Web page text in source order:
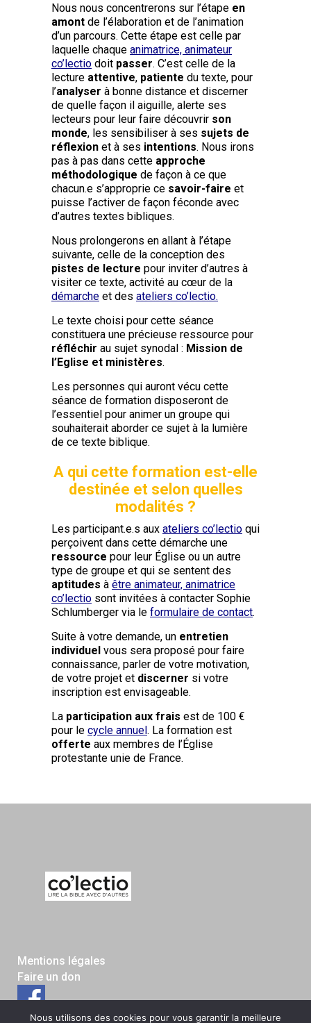
Nous nous concentrerons sur l’étape en
amont de l’élaboration et de l’animation
d’un parcours. Cette étape est celle par
laquelle chaque animatrice, animateur
co’lectio doit passer. C’est celle de la
lecture attentive, patiente du texte, pour
l’analyser à bonne distance et discerner
de quelle façon il aiguille, alerte ses
lecteurs pour leur faire découvrir son
monde, les sensibiliser à ses sujets de
réflexion et à ses intentions. Nous irons
pas à pas dans cette approche
méthodologique de façon à ce que
chacun.e s’approprie ce savoir-faire et
puisse l’activer de façon féconde avec
d’autres textes bibliques.
Nous prolongerons en allant à l’étape
suivante, celle de la conception des
pistes de lecture pour inviter d’autres à
visiter ce texte, activité au cœur de la
démarche et des ateliers co’lectio.
Le texte choisi pour cette séance
constituera une précieuse ressource pour
réfléchir au sujet synodal : Mission de
l’Eglise et ministères.
Les personnes qui auront vécu cette
séance de formation disposeront de
l’essentiel pour animer un groupe qui
souhaiterait aborder ce sujet à la lumière
de ce texte biblique.
A qui cette formation est-elle
destinée et selon quelles
modalités ?
Les participant.e.s aux ateliers co’lectio qui
perçoivent dans cette démarche une
ressource pour leur Église ou un autre
type de groupe et qui se sentent des
aptitudes à être animateur, animatrice
co’lectio sont invitées à contacter Sophie
Schlumberger via le formulaire de contact.
Suite à votre demande, un entretien
individuel vous sera proposé pour faire
connaissance, parler de votre motivation,
de votre projet et discerner si votre
inscription est envisageable.
La participation aux frais est de 100 €
pour le cycle annuel. La formation est
offerte aux membres de l’Église
protestante unie de France.
Mentions légales
Faire un don
Nous utilisons des cookies pour vous garantir la meilleure